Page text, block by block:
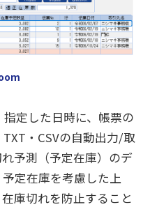
定した日時に、帳票の
・CSVの自動出力/取
予測（予定在庫）のデ
定在庫を考慮した上
庫切れを防止すること